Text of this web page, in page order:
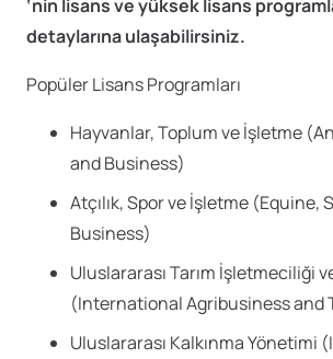
‘nin lisans ve yüksek lisans
detaylarına ulaşabilirsiniz.
Popüler Lisans Programları
Hayvanlar, Toplum ve İşletme
and Business)
Atçılık, Spor ve İşletme (Equine,
Business)
Uluslararası Tarım İşletmeciliği
(International Agribusiness and
Uluslararası Kalkınma Yönetimi